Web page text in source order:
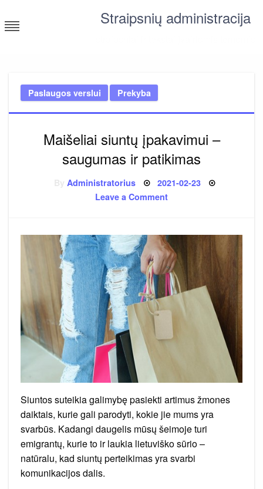
to
content
Straipsnių administracija
Paslaugos verslui Prekyba
Maišeliai siuntų įpakavimui –
saugumas ir patikimas
Administratorius Posted
2021-02-23
Leave a Commenton
saugumas
ir
patikimas
Siuntos suteikia galimybę pasiekti artimus žmones
daiktais, kurie gali parodyti, kokie jie mums yra
svarbūs. Kadangi daugelis mūsų šeimoje turi
emigrantų, kurie to ir laukia lietuviško sūrio –
natūralu, kad siuntų perteikimas yra svarbi
komunikacijos dalis.